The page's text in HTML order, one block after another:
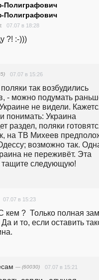
Полиграфович
Полиграфович
07.07 в 18:28
?! :-)))
07.07 в 15:26
так возбудились
- можно подумать
не видели.
понимать: Украина
раздел, поляки
на ТВ Михеев
возможно так.
не переживёт. Эта
тащите следующую!
07.07 в 15:23
кем ?  Только полная
и то, если оставить
— (60030) 07.07 в 15:21